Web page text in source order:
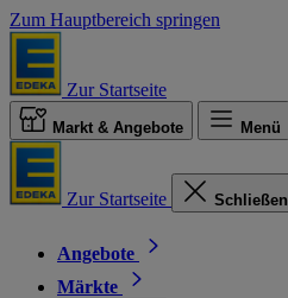
Zum Hauptbereich springen
Zur Startseite
Markt & Angebote Menü
Zur Startseite Schließen
Angebote
Märkte